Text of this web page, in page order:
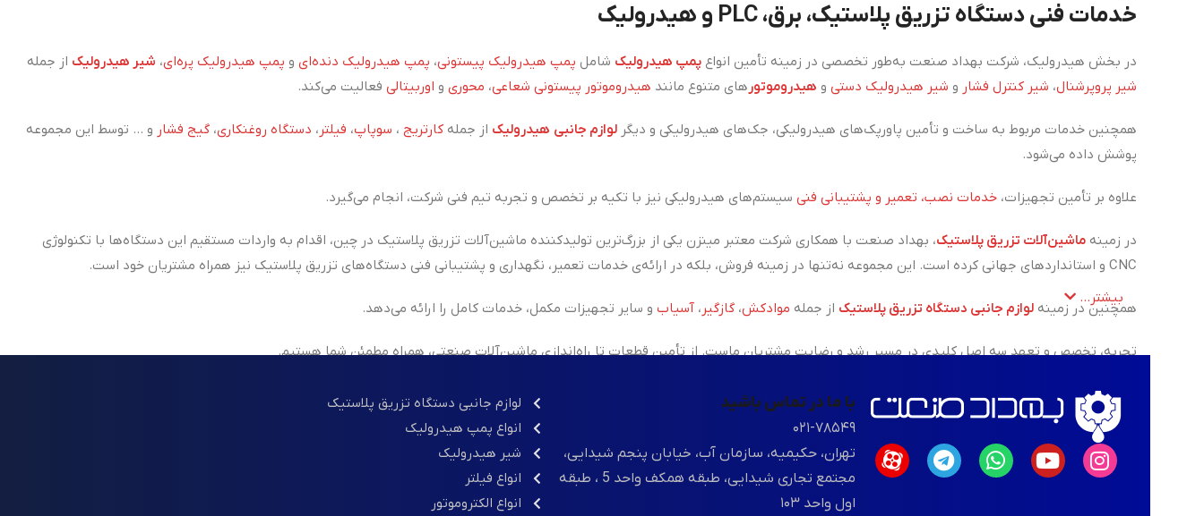
خدمات فنی دستگاه تزریق پلاستیک، برق، PLC و هیدرولیک
در بخش هیدرولیک، شرکت بهداد صنعت به‌طور تخصصی در زمینه تأمین انواع پمپ هیدرولیک شامل پمپ هیدرولیک پیستونی، پمپ هیدرولیک دنده‌ای و پمپ هیدرولیک پره‌ای، شیر هیدرولیک از جمله
شیر پروپرشنال، شیر کنترل فشار و شیر هیدرولیک دستی و هیدروموتور های متنوع مانند هیدروموتور پیستونی شعاعی، محوری و اوربیتالی فعالیت می‌کند.
همچنین خدمات مربوط به ساخت و تأمین پاورپک‌های هیدرولیکی، جک‌های هیدرولیکی و دیگر لوازم جانبی هیدرولیک از جمله کارتریج ، سوپاپ، فیلتر ، دستگاه روغنکاری، گیج فشار و ... توسط این مجموعه
پوشش داده می‌شود.
علاوه بر تأمین تجهیزات، خدمات نصب، تعمیر و پشتیبانی فنی سیستم‌های هیدرولیکی نیز با تکیه بر تخصص و تجربه تیم فنی شرکت، انجام می‌گیرد.
در زمینه ماشین‌آلات تزریق پلاستیک، بهداد صنعت با همکاری شرکت معتبر مینزن یکی از بزرگ‌ترین تولیدکننده ماشین‌آلات تزریق پلاستیک در چین، اقدام به واردات مستقیم این دستگاه‌ها با تکنولوژی
CNC و استانداردهای جهانی کرده است. این مجموعه نه‌تنها در زمینه فروش، بلکه در ارائه‌ی خدمات تعمیر، نگهداری و پشتیبانی فنی دستگاه‌های تزریق پلاستیک نیز همراه مشتریان خود است.
همچنین در زمینه لوازم جانبی دستگاه تزریق پلاستیک از جمله موادکش، گازگیر ، آسیاب و سایر تجهیزات مکمل، خدمات کامل را ارائه می‌دهد.
تجربه، تخصص و تعهد سه اصل کلیدی در مسیر رشد و رضایت مشتریان ماست. از تأمین قطعات تا راه‌اندازی ماشین‌آلات صنعتی، همراه مطمئن شما هستیم.
بیشتر...
با ما در تماس باشید
۰۲۱-۷۸۵۴۹
تهران، حکیمیه، سازمان آب، خیابان پنجم شیدایی،
مجتمع تجاری شیدایی، طبقه همکف واحد 5 ، طبقه
اول واحد ۱۰۳
لوازم جانبی دستگاه تزریق پلاستیک
انواع پمپ هیدرولیک
شیر هیدرولیک
انواع فیلتر
انواع الکتروموتور